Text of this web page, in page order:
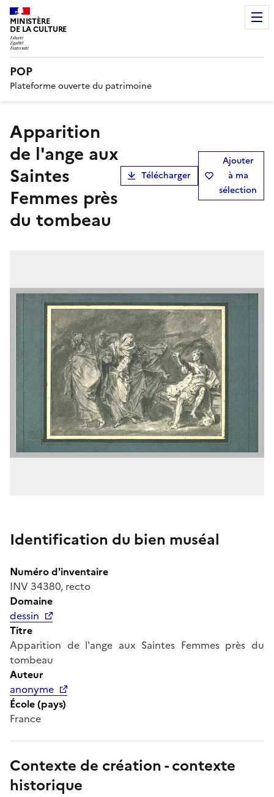
MINISTÈRE
DE LA CULTURE
POP
Plateforme ouverte du patrimoine
Apparition
de l'ange aux
Saintes
Femmes près
du tombeau
Télécharger
Ajouter
à ma
sélection
Identification du bien muséal
Numéro d'inventaire
INV 34380, recto
Domaine
dessin
Titre
Apparition de l'ange aux Saintes Femmes près du
tombeau
Auteur
anonyme
École (pays)
France
Contexte de création - contexte
historique